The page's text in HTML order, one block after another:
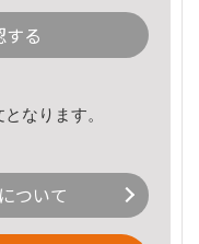
る
なります。
ついて